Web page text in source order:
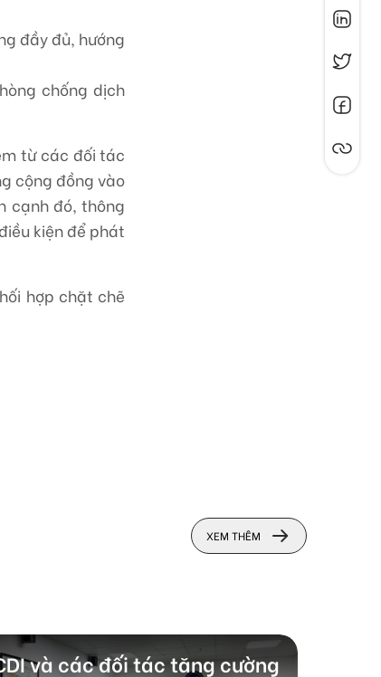
đầy đủ, hướng
chống dịch
từ các đối tác
cộng đồng vào
cạnh đó, thông
kiện để phát
hợp chặt chẽ
XEM THÊM
và các đối tác tăng cường